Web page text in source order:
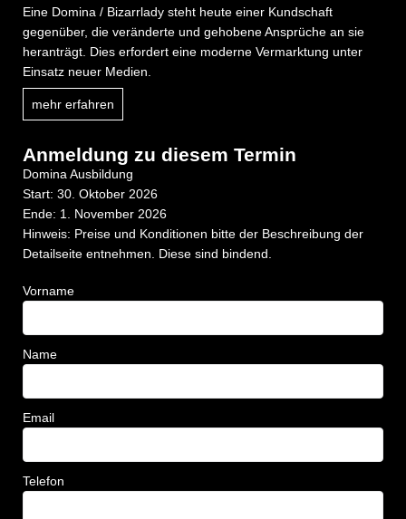
Eine Domina / Bizarrlady steht heute einer Kundschaft
gegenüber, die veränderte und gehobene Ansprüche an sie
heranträgt. Dies erfordert eine moderne Vermarktung unter
Einsatz neuer Medien.
mehr erfahren
Anmeldung zu diesem Termin
Domina Ausbildung
Start: 30. Oktober 2026
Ende: 1. November 2026
Hinweis: Preise und Konditionen bitte der Beschreibung der
Detailseite entnehmen. Diese sind bindend.
Vorname
Name
Email
Telefon